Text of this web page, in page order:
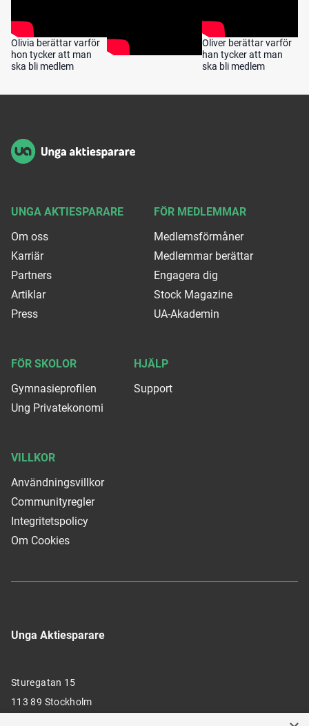
Olivia berättar varför
hon tycker att man
ska bli medlem
Oliver berättar varför
han tycker att man
ska bli medlem
Unga Aktiesparare
Sturegatan 15
113 89 Stockholm
UNGA AKTIESPARARE
Om oss
Karriär
Partners
Artiklar
Press
FÖR MEDLEMMAR
Medlemsförmåner
Medlemmar berättar
Engagera dig
Stock Magazine
UA-Akademin
FÖR SKOLOR
Gymnasieprofilen
Ung Privatekonomi
HJÄLP
Support
VILLKOR
Användningsvillkor
Communityregler
Integritetspolicy
Om Cookies